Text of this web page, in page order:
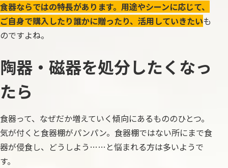
食器ならではの特長があります。用途やシーンに応じて、
ご自身で購入したり誰かに贈ったり、活用していきたいも
のですよね。
陶器・磁器を処分したくなっ
たら
食器って、なぜだか増えていく傾向にあるもののひとつ。
気が付くと食器棚がパンパン。食器棚ではない所にまで食
器が侵食し、どうしよう……と悩まれる方は多いようで
す。